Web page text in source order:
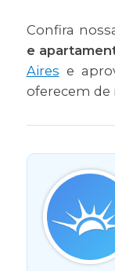
Confira
e
Aires e
oferecem de